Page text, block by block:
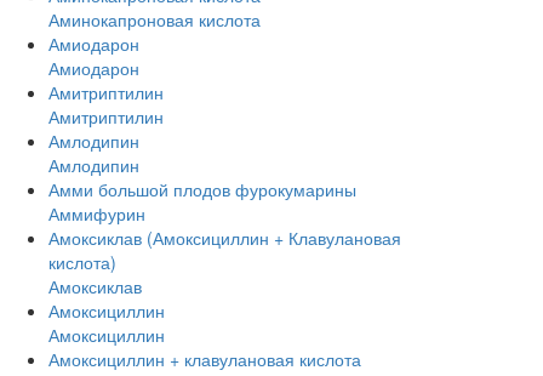
Аминокапроновая кислота
Амиодарон
Амиодарон
Амитриптилин
Амитриптилин
Амлодипин
Амлодипин
Амми большой плодов фурокумарины
Аммифурин
Амоксиклав (Амоксициллин + Клавулановая
кислота)
Амоксиклав
Амоксициллин
Амоксициллин
Амоксициллин + клавулановая кислота